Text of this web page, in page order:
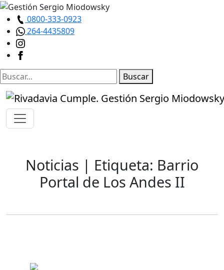
0800-333-0923
264-4435809
Buscar
Noticias | Etiqueta: Barrio
Portal de Los Andes II